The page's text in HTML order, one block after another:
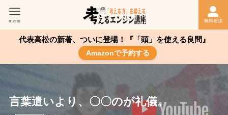
無料相談
menu
代表高松の新著、ついに登場！『「頭」を使える良問』
Amazonで予約する
言葉遣いより、〇〇のが礼儀。